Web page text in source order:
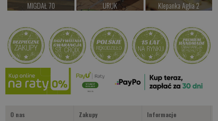
MIGDAŁ 70
Kup teraz >
URUK
Kup teraz >
Klepanka Aglia 2
Kup teraz >
RUTTA
od 87.00 PLN
Kup teraz >
O nas
Zakupy
Informacje